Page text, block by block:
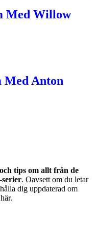
Med Willow
Anton
tips om allt från de
serier. Oavsett om du letar
dig uppdaterad om